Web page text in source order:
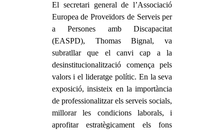
El secretari general de l’Associació
Europea de Proveïdors de Serveis per
a Persones amb Discapacitat
(EASPD), Thomas Bignal, va
subratllar que el canvi cap a la
desinstitucionalització comença pels
valors i el lideratge polític. En la seva
exposició, insisteix en la importància
de professionalitzar els serveis socials,
millorar les condicions laborals, i
aprofitar estratègicament els fons